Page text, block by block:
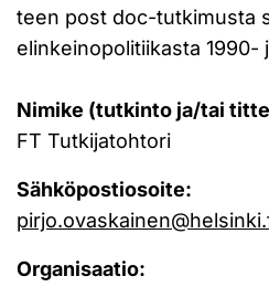
teen post doc-tutkimusta
elinkeinopolitiikasta 1990-
Nimike (tutkinto ja/tai
FT Tutkijatohtori
Sähköpostiosoite:
Organisaatio: